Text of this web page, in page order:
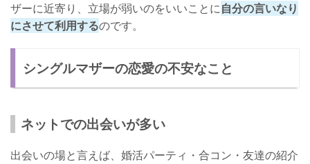
ザーに近寄り、立場が弱いのをいいことに自分の言いなり
にさせて利用するのです。
シングルマザーの恋愛の不安なこと
ネットでの出会いが多い
出会いの場と言えば、婚活パーティ・合コン・友達の紹介